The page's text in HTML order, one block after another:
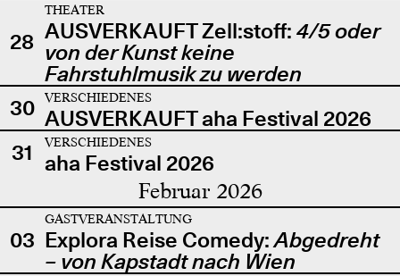
28
THEATER
AUSVERKAUFT Zell:stoff: 4/5 oder
von der Kunst keine
Fahrstuhlmusik zu werden
30
VERSCHIEDENES
AUSVERKAUFT aha Festival 2026
31
VERSCHIEDENES
aha Festival 2026
Februar 2026
03
GASTVERANSTALTUNG
Explora Reise Comedy:Abgedreht
– von Kapstadt nach Wien